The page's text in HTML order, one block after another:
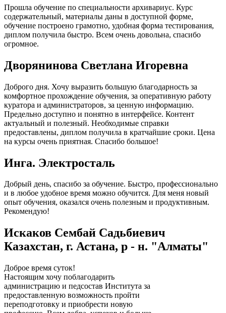
Прошла обучение по специальности архивариус. Курс
содержательный, материалы даны в доступной форме,
обучение построено грамотно, удобная форма тестирования,
диплом получила быстро. Всем очень довольна, спасибо
огромное.
Дворянинова Светлана Игоревна
Доброго дня. Хочу выразить большую благодарность за
комфортное прохождение обучения, за оперативную работу
куратора и администраторов, за ценную информацию.
Предельно доступно и понятно в интерфейсе. Контент
актуальный и полезный. Необходимые справки
предоставлены, диплом получила в кратчайшие сроки. Цена
на курсы очень приятная. Спасибо большое!
Инга. Электросталь
Добрый день, спасибо за обучение. Быстро, профессионально
и в любое удобное время можно обучится. Для меня новый
опыт обучения, оказался очень полезным и продуктивным.
Рекомендую!
Искаков Сембай Садьбиевич
Казахстан, г. Астана, р - н. "Алматы"
Доброе время суток!
Настоящим хочу поблагодарить
администрацию и педсостав Института за
предоставленную возможность пройти
переподготовку и приобрести новую